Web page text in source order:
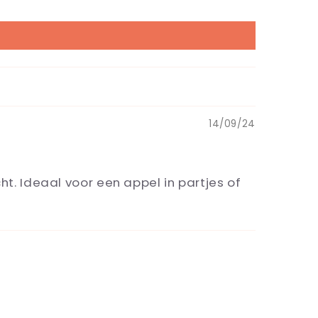
14/09/24
Ideaal voor een appel in partjes of